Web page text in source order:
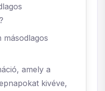
másodlagos
amely a
kivéve,